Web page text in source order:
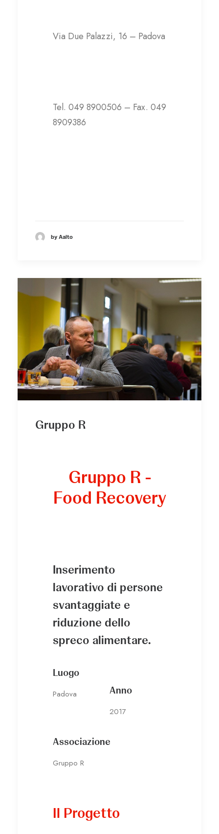
Via Due Palazzi, 16 – Padova
Tel. 049 8900506 – Fax. 049
8909386
by Aalto
Gruppo R
Gruppo R -
Food Recovery
Inserimento
lavorativo di persone
svantaggiate e
riduzione dello
spreco alimentare.
Luogo
Padova Anno
2017
Associazione
Gruppo R
Il Progetto